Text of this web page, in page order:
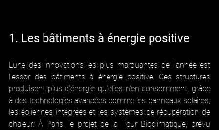
1. Les bâtiments à énergie positive
L'une des innovations les plus marquantes de l'année est
l'essor des bâtiments à énergie positive. Ces structures
produisent plus d'énergie qu'elles n'en consomment, grâce
à des technologies avancées comme les panneaux solaires,
les éoliennes intégrées et les systèmes de récupération de
chaleur. À Paris, le projet de la Tour Bioclimatique, prévu